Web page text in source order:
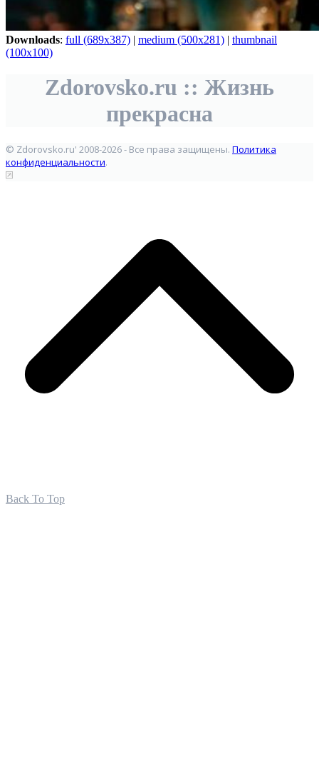
Downloads: full (689x387) | medium (500x281) | thumbnail
(100x100)
Zdorovsko.ru :: Жизнь
прекрасна
© Zdorovsko.ru' 2008-2026 - Все права защищены. Политика
конфиденциальности.
Back To Top